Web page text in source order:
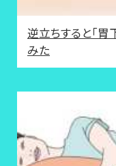
逆立ちすると「胃
みた